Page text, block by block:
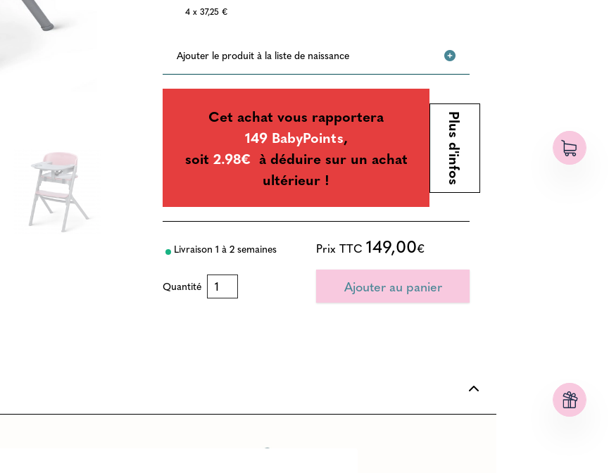
4 x 37,25 €
Ajouter le produit à la liste de naissance
Cet achat vous rapportera
149 BabyPoints,
soit 2.98€ à déduire sur un achat
ultérieur !
Plus d'infos
Livraison 1 à 2 semaines Prix TTC 149,00€
Quantité